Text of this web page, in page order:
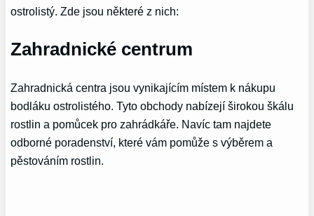
ostrolistý. Zde jsou některé z nich:
Zahradnické centrum
Zahradnická centra jsou vynikajícím místem k nákupu
bodláku ostrolistého. Tyto obchody nabízejí širokou škálu
rostlin a pomůcek pro zahrádkáře. Navíc tam najdete
odborné poradenství, které vám pomůže s výběrem a
pěstováním rostlin.